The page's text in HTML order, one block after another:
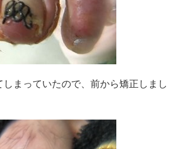
まっていたので、前から矯正しまし